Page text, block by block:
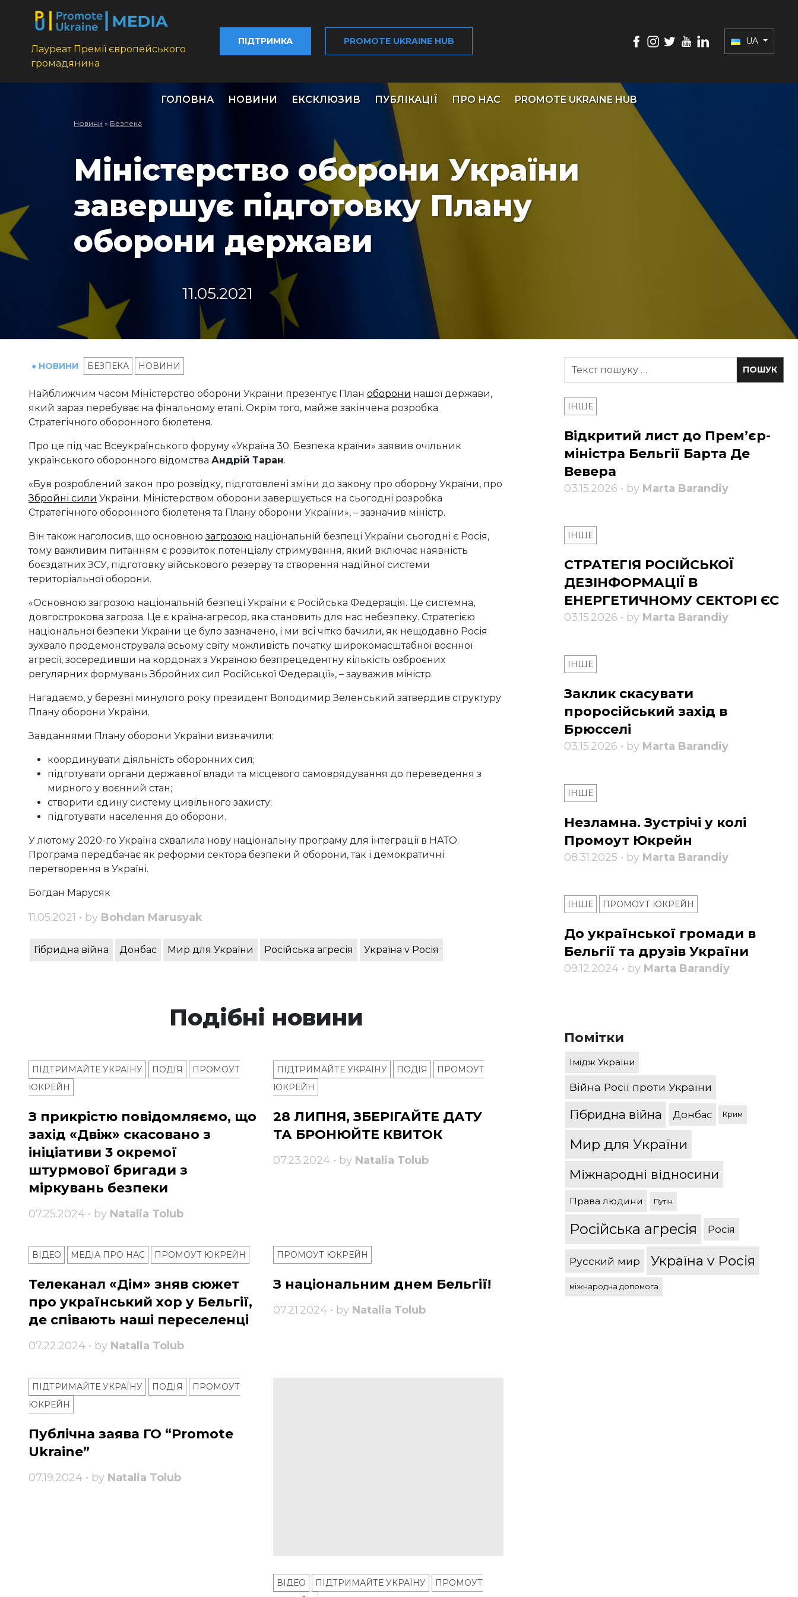
Лауреат Премії європейського
громадянина
ПІДТРИМКА PROMOTE UKRAINE HUB UA
ГОЛОВНА НОВИНИ ЕКСКЛЮЗИВ ПУБЛІКАЦІЇ ПРО НАС PROMOTE UKRAINE HUB
Новини » Безпека
Міністерство оборони України
завершує підготовку Плану
оборони держави
11.05.2021
● НОВИНИ БЕЗПЕКА НОВИНИ
Найближчим часом Міністерство оборони України презентує План оборони нашої держави,
який зараз перебуває на фінальному етапі. Окрім того, майже закінчена розробка
Стратегічного оборонного бюлетеня.
Про це під час Всеукраїнського форуму «Україна 30. Безпека країни» заявив очільник
українського оборонного відомства Андрій Таран.
«Був розроблений закон про розвідку, підготовлені зміни до закону про оборону України, про
Збройні сили України. Міністерством оборони завершується на сьогодні розробка
Стратегічного оборонного бюлетеня та Плану оборони України», – зазначив міністр.
Він також наголосив, що основною загрозою національній безпеці України сьогодні є Росія,
тому важливим питанням є розвиток потенціалу стримування, який включає наявність
боєздатних ЗСУ, підготовку військового резерву та створення надійної системи
територіальної оборони.
«Основною загрозою національній безпеці України є Російська Федерація. Це системна,
довгострокова загроза. Це є країна-агресор, яка становить для нас небезпеку. Стратегією
національної безпеки України це було зазначено, і ми всі чітко бачили, як нещодавно Росія
зухвало продемонструвала всьому світу можливість початку широкомасштабної воєнної
агресії, зосередивши на кордонах з Україною безпрецедентну кількість озброєних
регулярних формувань Збройних сил Російської Федерації», – зауважив міністр.
Нагадаємо, у березні минулого року президент Володимир Зеленський затвердив структуру
Плану оборони України.
Завданнями Плану оборони України визначили:
координувати діяльність оборонних сил;
підготувати органи державної влади та місцевого самоврядування до переведення з
мирного у воєнний стан;
створити єдину систему цивільного захисту;
підготувати населення до оборони.
У лютому 2020-го Україна схвалила нову національну програму для інтеграції в НАТО.
Програма передбачає як реформи сектора безпеки й оборони, так і демократичні
перетворення в Україні.
Богдан Марусяк
11.05.2021 • by Bohdan Marusyak
Гібридна війна Донбас Мир для України Російська агресія Україна v Росія
Подібні новини
ПІДТРИМАЙТЕ УКРАЇНУ ПОДІЯ
ПРОМОУТ
ЮКРЕЙН
З прикрістю повідомляємо, що
захід «Двіж» скасовано з
ініціативи 3 окремої
штурмової бригади з
міркувань безпеки
07.25.2024 • by Natalia Tolub
ПІДТРИМАЙТЕ УКРАЇНУ ПОДІЯ
ПРОМОУТ
ЮКРЕЙН
28 ЛИПНЯ, ЗБЕРІГАЙТЕ ДАТУ
ТА БРОНЮЙТЕ КВИТОК
07.23.2024 • by Natalia Tolub
ВІДЕО МЕДІА ПРО НАС ПРОМОУТ ЮКРЕЙН
Телеканал «Дім» зняв сюжет
про український хор у Бельгії,
де співають наші переселенці
07.22.2024 • by Natalia Tolub
ПРОМОУТ ЮКРЕЙН
З національним днем ​​Бельгії!
07.21.2024 • by Natalia Tolub
ПІДТРИМАЙТЕ УКРАЇНУ ПОДІЯ
ПРОМОУТ
ЮКРЕЙН
Публічна заява ГО “Promote
Ukraine”
07.19.2024 • by Natalia Tolub
ВІДЕО ПІДТРИМАЙТЕ УКРАЇНУ
ПРОМОУТ
ІНШЕ
Відкритий лист до Прем’єр-
міністра Бельгії Барта Де
Вевера
03.15.2026 • by Marta Barandiy
ІНШЕ
СТРАТЕГІЯ РОСІЙСЬКОЇ
ДЕЗІНФОРМАЦІЇ В
ЕНЕРГЕТИЧНОМУ СЕКТОРІ ЄС
03.15.2026 • by Marta Barandiy
ІНШЕ
Заклик скасувати
проросійський захід в
Брюсселі
03.15.2026 • by Marta Barandiy
ІНШЕ
Незламна. Зустрічі у колі
Промоут Юкрейн
08.31.2025 • by Marta Barandiy
ІНШЕ ПРОМОУТ ЮКРЕЙН
До української громади в
Бельгії та друзів України
09.12.2024 • by Marta Barandiy
Помітки
Імідж України
Війна Росії проти України
Гібридна війна Донбас Крим
Мир для України
Міжнародні відносини
Права людини Путін
Російська агресія Росія
Русский мир Україна v Росія
міжнародна допомога